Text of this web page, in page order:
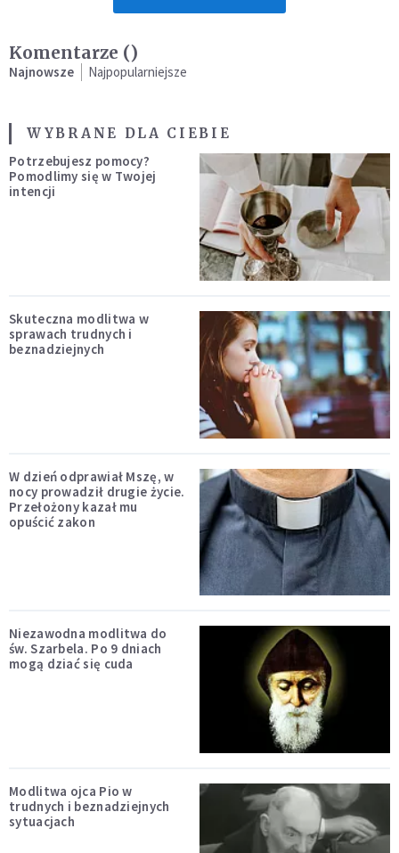
Komentarze ()
Najnowsze Najpopularniejsze
WYBRANE DLA CIEBIE
Potrzebujesz pomocy?
Pomodlimy się w Twojej
intencji
Skuteczna modlitwa w
sprawach trudnych i
beznadziejnych
W dzień odprawiał Mszę, w
nocy prowadził drugie życie.
Przełożony kazał mu
opuścić zakon
Niezawodna modlitwa do
św. Szarbela. Po 9 dniach
mogą dziać się cuda
Modlitwa ojca Pio w
trudnych i beznadziejnych
sytuacjach